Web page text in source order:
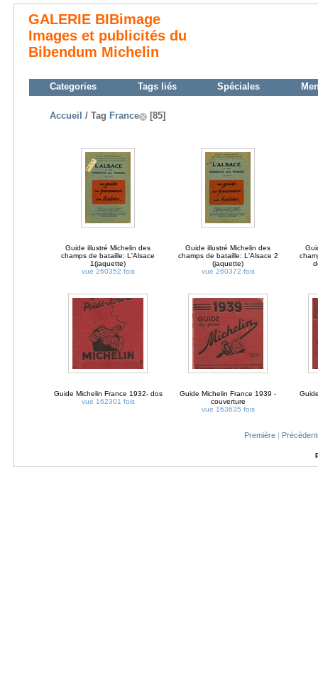
GALERIE BIBimage
Images et publicités du
Bibendum Michelin
Categories Tags liés Spéciales
Accueil / Tag France [85]
Guide illustré Michelin des
champs de bataille: L'Alsace
1(jaquette)
vue 260352 fois
Guide illustré Michelin des
champs de bataille: L'Alsace 2
(jaquette)
vue 260372 fois
Guide Michelin France 1932- dos
vue 162301 fois
Guide Michelin France 1939 -
couverture
vue 163635 fois
Première